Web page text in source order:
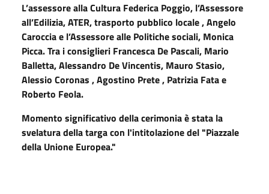
L’assessore alla Cultura Federica Poggio, l’Assessore
all’Edilizia, ATER, trasporto pubblico locale , Angelo
Caroccia e l’Assessore alle Politiche sociali, Monica
Picca. Tra i consiglieri Francesca De Pascali, Mario
Balletta, Alessandro De Vincentis, Mauro Stasio,
Alessio Coronas , Agostino Prete , Patrizia Fata e
Roberto Feola.
Momento significativo della cerimonia è stata la
svelatura della targa con l'intitolazione del "Piazzale
della Unione Europea."